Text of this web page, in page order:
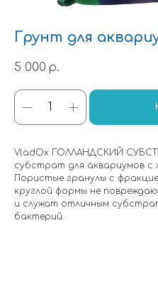
Грунт для
5 000 р.
VladOx ГОЛЛАНДСКИЙ
субстрат для аквариумов с
Пористые гранулы с
круглой формы не
и служат отличным
бактерий.